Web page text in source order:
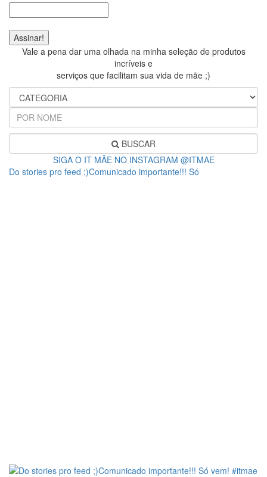
Vale a pena dar uma olhada na minha seleção de produtos
incríveis e
serviços que facilitam sua vida de mãe ;)
BUSCAR
SIGA O IT MÃE NO INSTAGRAM @ITMAE
Do stories pro feed ;)Comunicado importante!!! Só